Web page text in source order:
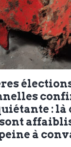
: là
à